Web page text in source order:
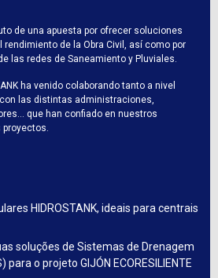
de una apuesta por ofrecer soluciones
de la Obra Civil, así como por
las redes de Saneamiento y Pluviales.
ha venido colaborando tanto a nivel
las distintas administraciones,
que han confiado en nuestros
HIDROSTANK, ideais para centrais
soluções de Sistemas de Drenagem
o projeto GIJÓN ECORESILIENTE